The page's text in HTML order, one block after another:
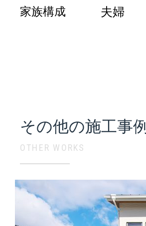
家族構成 夫婦
その他の施工事例
OTHER WORKS